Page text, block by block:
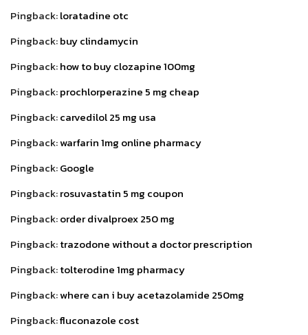
Pingback:loratadine otc
Pingback:buy clindamycin
Pingback:how to buy clozapine 100mg
Pingback:prochlorperazine 5 mg cheap
Pingback:carvedilol 25 mg usa
Pingback:warfarin 1mg online pharmacy
Pingback:Google
Pingback:rosuvastatin 5 mg coupon
Pingback:order divalproex 250 mg
Pingback:trazodone without a doctor prescription
Pingback:tolterodine 1mg pharmacy
Pingback:where can i buy acetazolamide 250mg
Pingback:fluconazole cost